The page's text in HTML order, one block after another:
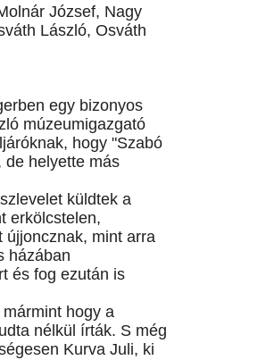
József, Nagy
László, Osváth
egy bizonyos
múzeumigazgató
hogy "Szabó
de helyette más
küldtek a
erkölcstelen,
újjoncznak, mint arra
házában
és fog ezután is
hogy a
nélkül írták. S még
Kurva Juli, ki